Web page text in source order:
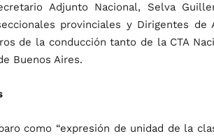
Adjunto Nacional, Selva
provinciales y Dirigentes de
de la conducción tanto de la CTA
Buenos Aires.
como “expresión de unidad de la